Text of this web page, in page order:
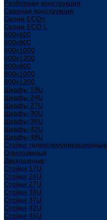
Разборная конструкция
Сварная конструкция
Серия ECO+
Серия ECO L
600x600
600x800
600х1000
600х1200
800x800
800х1000
800х1200
Шкафы 18U
Шкафы 24U
Шкафы 27U
Шкафы 30U
Шкафы 36U
Шкафы 42U
Шкафы 48U
Стойки телекоммуникационные
Однорамные
Двухрамные
Стойки 17U
Стойки 24U
Стойки 27U
Стойки 33U
Стойки 37U
Стойки 42U
Стойки 45U